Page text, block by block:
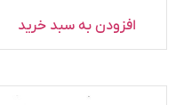
افزودن به سبد خرید